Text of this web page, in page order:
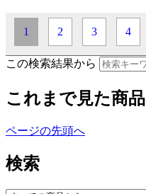
1 2 3 4
この検索結果から
これまで見た商品
ページの先頭へ
検索